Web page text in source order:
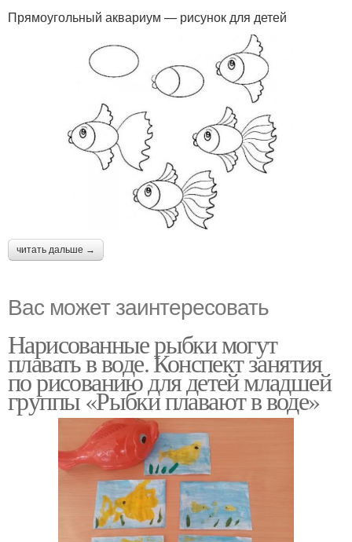
Прямоугольный аквариум — рисунок для детей
читать дальше →
Вас может заинтересовать
Нарисованные рыбки могут
плавать в воде. Конспект занятия
по рисованию для детей младшей
группы «Рыбки плавают в воде»